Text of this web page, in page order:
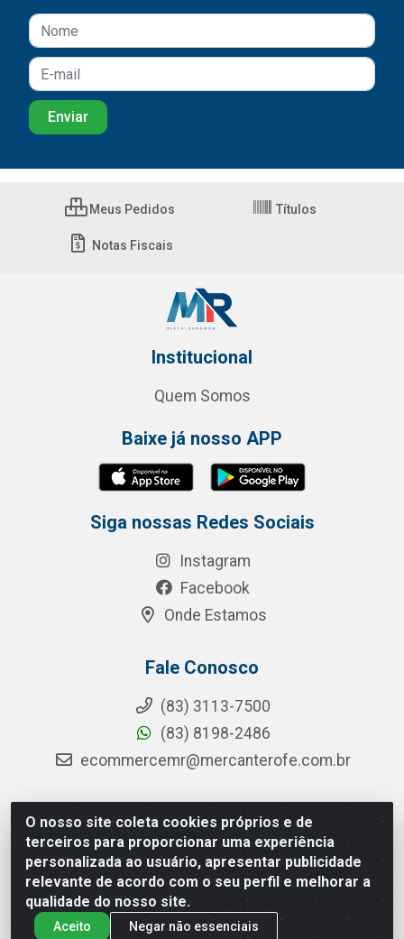
O nosso site coleta cookies próprios e de
terceiros para proporcionar uma experiência
personalizada ao usuário, apresentar publicidade
relevante de acordo com o seu perfil e melhorar a
qualidade do nosso site.
Aceito Negar não essenciais
Meus Pedidos Títulos
Notas Fiscais
Institucional
Quem Somos
Baixe já nosso APP
Siga nossas Redes Sociais
Instagram
Facebook
Onde Estamos
Fale Conosco
(83) 3113-7500
(83) 8198-2486
ecommercemr@mercanterofe.com.br
MR Distribuidora - Rua Hortêncio Ribeiro de Luna, 3777 -
Distrito Industrial, João Pessoa/PB - CEP 58081-400 -
CNPJ 35.428.312/0001-85